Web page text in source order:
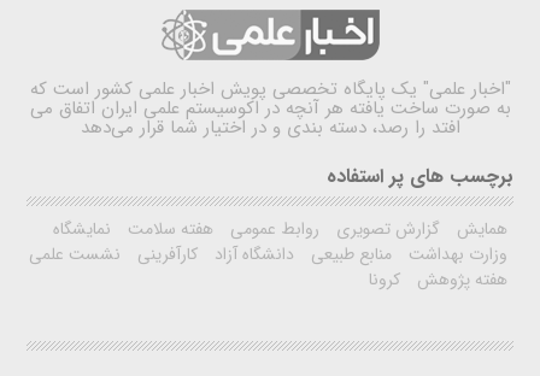
"اخبار علمی" یک پایگاه تخصصی پویش اخبار علمی کشور است که
به صورت ساخت یافته هر آنچه در اکوسیستم علمی ایران اتفاق می
افتد را رصد، دسته بندی و در اختیار شما قرار می‌دهد
برچسب های پر استفاده
همایش گزارش تصویری روابط عمومی هفته سلامت
نمایشگاه
وزارت بهداشت
منابع طبیعی دانشگاه آزاد کارآفرینی
نشست علمی
هفته پژوهش
کرونا